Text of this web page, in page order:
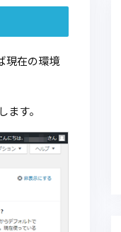
現在の環境
ます。